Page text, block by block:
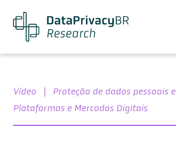
Vídeo | Proteção de dados pessoais
Plataformas e Mercados Digitais